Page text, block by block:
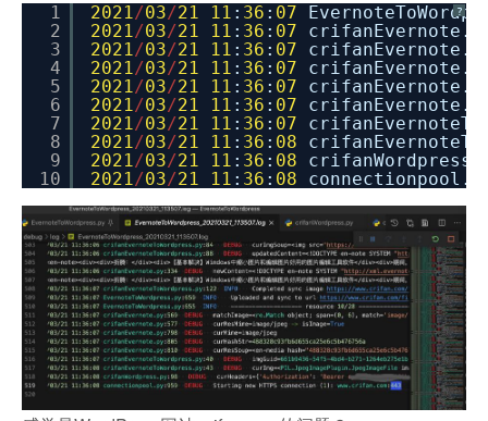
?
1
2
3
4
5
6
7
8
9
10
2021 /03/21 11 : 36 : 07
2021 /03/21 11 : 36 : 07
2021 /03/21 11 : 36 : 07
2021 /03/21 11 : 36 : 07
2021 /03/21 11 : 36 : 07
2021 /03/21 11 : 36 : 07
2021 /03/21 11 : 36 : 07
2021 /03/21 11 : 36 : 08
2021 /03/21 11 : 36 : 08
2021 /03/21 11 : 36 : 08